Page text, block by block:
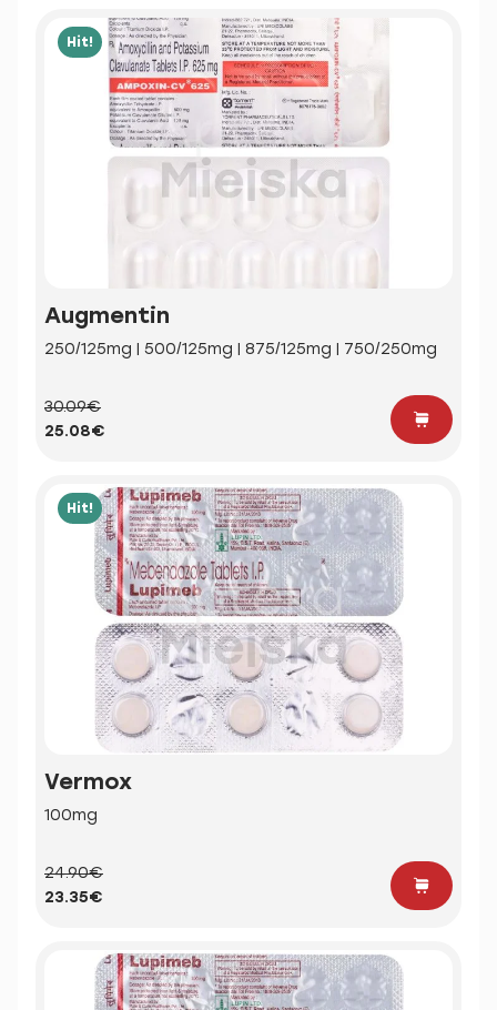
Hit!
Augmentin
250/125mg | 500/125mg | 875/125mg | 750/250mg
30.09€
25.08€
Hit!
Vermox
100mg
24.90€
23.35€